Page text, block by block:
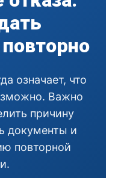
означает, что
Важно
причину
документы и
повторной